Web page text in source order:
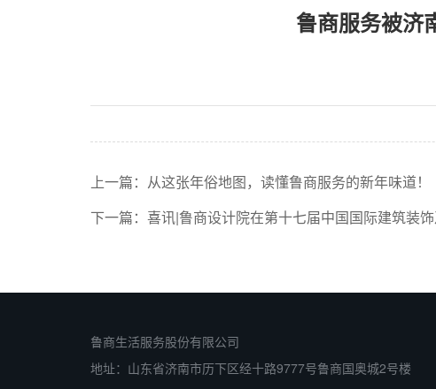
鲁商服务被济
上一篇： 从这张年俗地图，读懂鲁商服务的新年味道！
下一篇： 喜讯|鲁商设计院在第十七届中国国际建筑装
鲁商生活服务股份有限公司
地址：山东省济南市历下区经十路9777号鲁商国奥城2号楼